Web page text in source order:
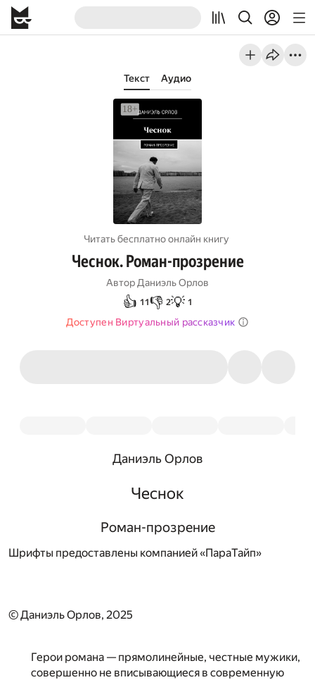
Текст Аудио
Читать бесплатно онлайн книгу
Чеснок. Роман-прозрение
Автор Даниэль Орлов
👍 11 👎 2💡 1
Доступен Виртуальный рассказчик
Даниэль Орлов
Чеснок
Роман-прозрение
Шрифты предоставлены компанией «ПараТайп»
© Даниэль Орлов, 2025
Герои романа — прямолинейные, честные мужики,
совершенно не вписывающиеся в современную